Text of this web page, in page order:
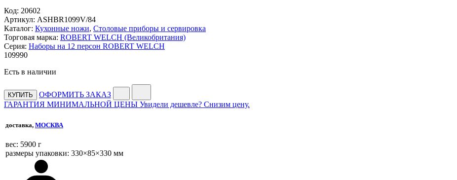
Код: 20602
Артикул: ASHBR1099V/84
Каталог: Кухонные ножи, Столовые приборы и сервировка
Торговая марка: ROBERT WELCH (Великобритания)
Серия: Наборы на 12 персон ROBERT WELCH
109990
Есть в наличии
КУПИТЬ
ОФОРМИТЬ ЗАКАЗ
ГАРАНТИЯ МИНИМАЛЬНОЙ ЦЕНЫ Увидели дешевле? Снизим цену.
доставка, МОСКВА
веc: 5900 г
размеры упаковки: 330×85×330 мм